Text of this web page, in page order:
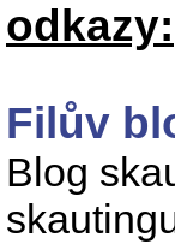
odkazy:
Filův
Blog